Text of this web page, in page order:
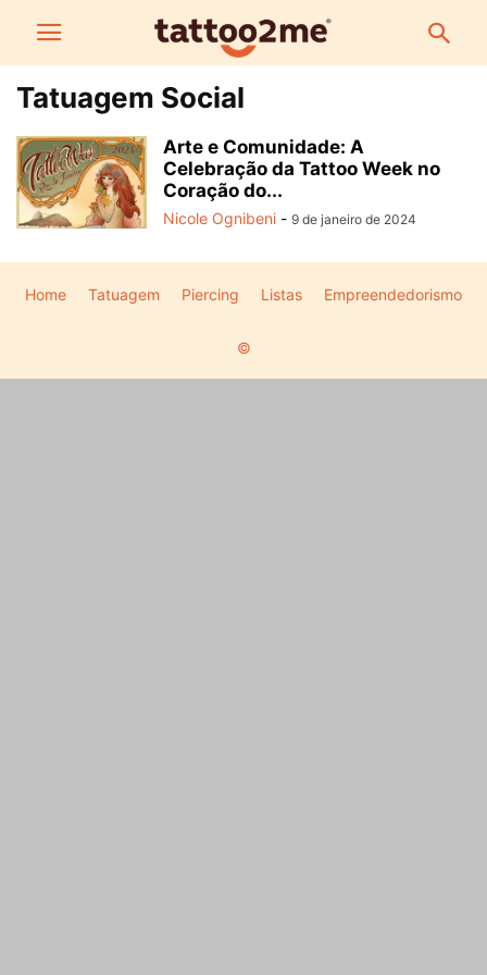
Tatuagem Social
Arte e Comunidade: A
Celebração da Tattoo Week no
Coração do...
Nicole Ognibeni - 9 de janeiro de 2024
Home Tatuagem Piercing Listas Empreendedorismo
©